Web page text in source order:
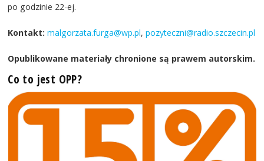
po godzinie 22-ej.
Kontakt: malgorzata.furga@wp.pl,pozyteczni@radio.szczecin.pl
Opublikowane materiały chronione są prawem autorskim.
Co to jest OPP?